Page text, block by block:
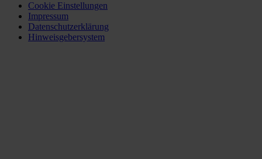
Cookie Einstellungen
Impressum
Datenschutzerklärung
Hinweisgebersystem